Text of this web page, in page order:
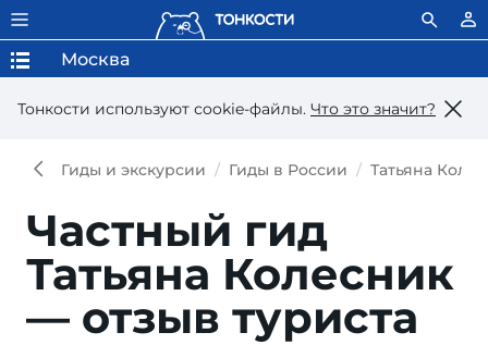
Тонкости используют сookie-файлы. Что это значит?
Москва
Гиды и экскурсии Гиды в России Татьяна
Частный гид
Татьяна Колесник
— отзыв туриста